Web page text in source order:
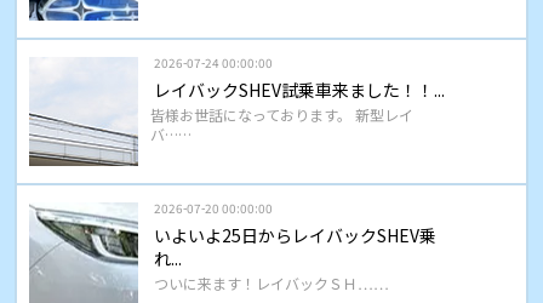
2026-07-24 00:00:00
レイバックSHEV試乗車来ました！！...
皆様お世話になっております。 新型レイ
バ……
2026-07-20 00:00:00
いよいよ25日からレイバックSHEV乗
れ...
ついに来ます！レイバックＳＨ……